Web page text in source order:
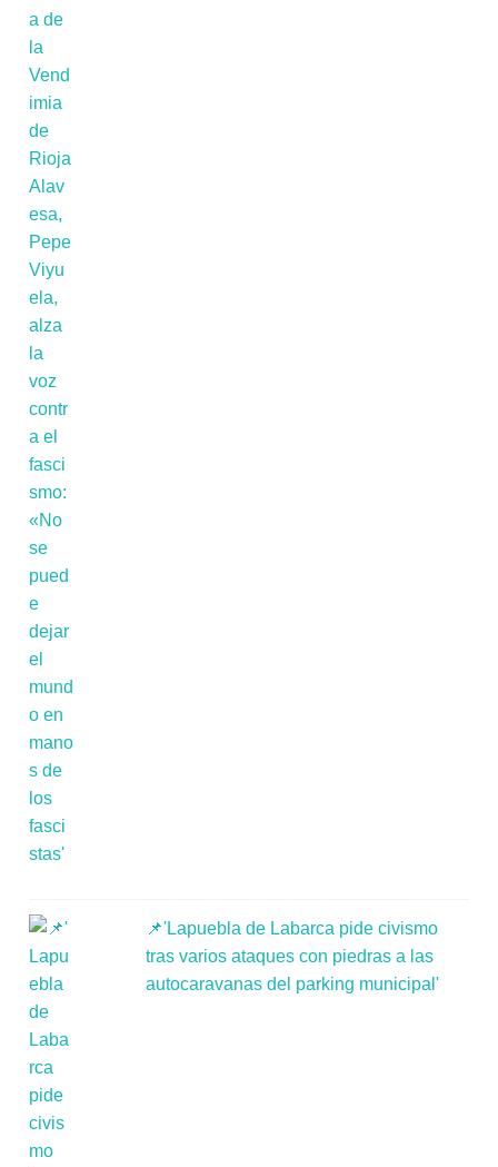
📌'Lapuebla de Labarca pide civismo
tras varios ataques con piedras a las
autocaravanas del parking municipal'